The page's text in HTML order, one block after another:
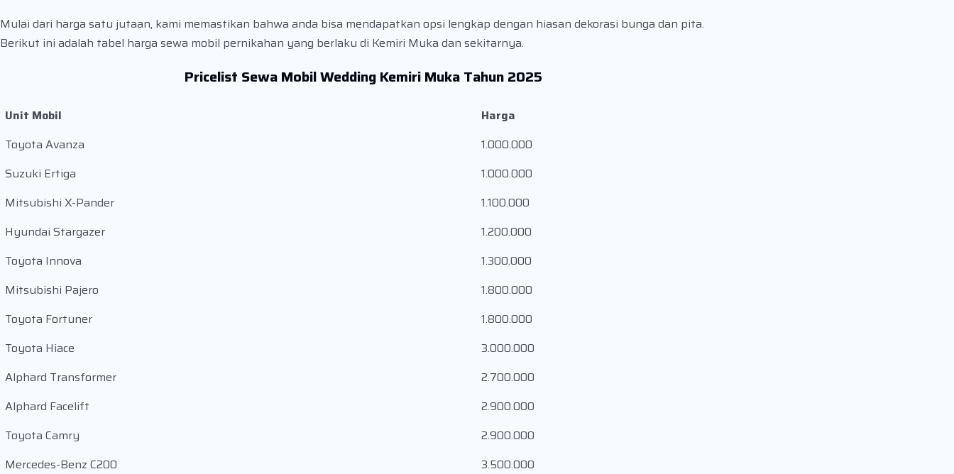
Mulai dari harga satu jutaan, kami memastikan bahwa anda bisa mendapatkan opsi lengkap dengan hiasan dekorasi bunga dan pita.
Berikut ini adalah tabel harga sewa mobil pernikahan yang berlaku di Kemiri Muka dan sekitarnya.
Pricelist Sewa Mobil Wedding Kemiri Muka Tahun 2025
Unit Mobil
Harga
Toyota Avanza
1.000.000
Suzuki Ertiga
1.000.000
Mitsubishi X-Pander
1.100.000
Hyundai Stargazer
1.200.000
Toyota Innova
1.300.000
Mitsubishi Pajero
1.800.000
Toyota Fortuner
1.800.000
Toyota Hiace
3.000.000
Alphard Transformer
2.700.000
Alphard Facelift
2.900.000
Toyota Camry
2.900.000
Mercedes-Benz C200
3.500.000